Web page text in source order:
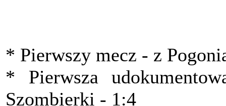
* Pierwszy mecz - z
* Pierwsza
Szombierki - 1:4